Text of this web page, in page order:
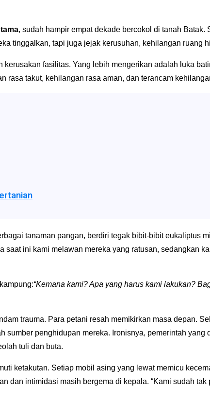
, sudah hampir empat dekade bercokol di tanah
tinggalkan, tapi juga jejak kerusuhan, kehilangan ruang
fasilitas. Yang lebih mengerikan adalah luka
rasa takut, kehilangan rasa aman, dan terancam
tanaman pangan, berdiri tegak bibit-bibit eukaliptus
saat ini kami melawan mereka yang ratusan, sedangkan
“Kemana kami? Apa yang harus kami lakukan?
trauma. Para petani resah memikirkan masa depan.
sumber penghidupan mereka. Ironisnya, pemerintah
tuli dan buta.
ketakutan. Setiap mobil asing yang lewat memicu
dan intimidasi masih bergema di kepala. “Kami sudah